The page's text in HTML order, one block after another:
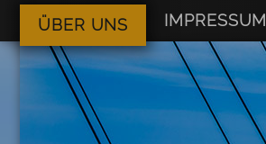
ÜBER UNS IMPRESSUM